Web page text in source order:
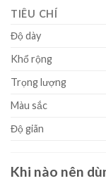
TIÊU CHÍ
Độ dày
Khổ rộng
Trọng lượng
Màu sắc
Độ giãn
Khi nào nên